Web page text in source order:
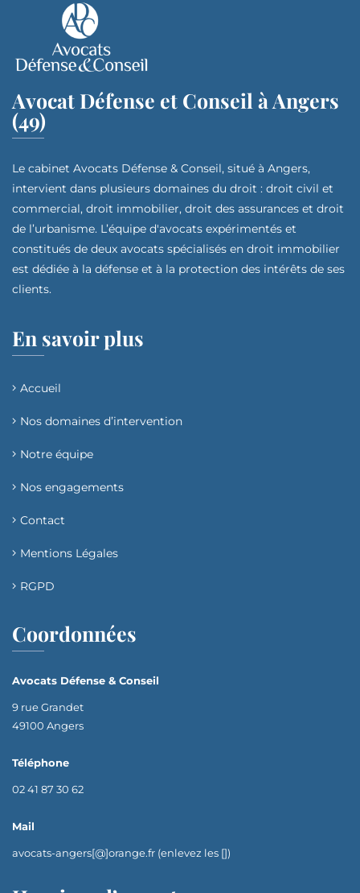
Avocat Défense et Conseil à Angers
(49)
Le cabinet Avocats Défense & Conseil, situé à Angers,
intervient dans plusieurs domaines du droit : droit civil et
commercial, droit immobilier, droit des assurances et droit
de l’urbanisme. L’équipe d'avocats expérimentés et
constitués de deux avocats spécialisés en droit immobilier
est dédiée à la défense et à la protection des intérêts de ses
clients.
En savoir plus
Accueil
Nos domaines d’intervention​
Notre équipe
Nos engagements
Contact
Mentions Légales
RGPD
Coordonnées
Avocats Défense & Conseil
9 rue Grandet
49100 Angers
Téléphone
02 41 87 30 62
Mail
avocats-angers[@]orange.fr (enlevez les [])